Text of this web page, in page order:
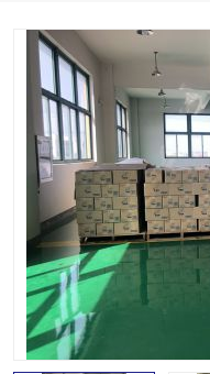
上海仓储配送
上海仓库代运营
上海第三方仓储
仓储
上海托管仓库